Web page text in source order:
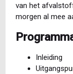
van het
morgen al mee
Inleiding